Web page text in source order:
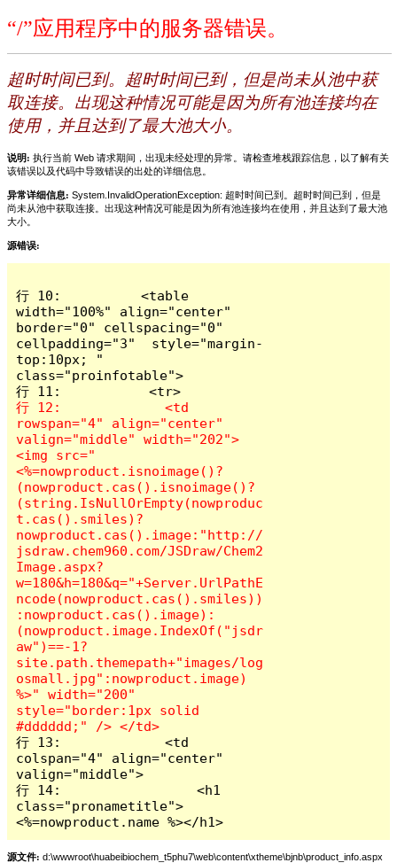
“/”应用程序中的服务器错误。
超时时间已到。超时时间已到，但是尚未从池中获
取连接。出现这种情况可能是因为所有池连接均在
使用，并且达到了最大池大小。
说明: 执行当前 Web 请求期间，出现未经处理的异常。请检查堆栈跟踪信息，以了解有关
该错误以及代码中导致错误的出处的详细信息。
异常详细信息: System.InvalidOperationException: 超时时间已到。超时时间已到，但是
尚未从池中获取连接。出现这种情况可能是因为所有池连接均在使用，并且达到了最大池
大小。
源错误:
行 10:          <table
width="100%" align="center"
border="0" cellspacing="0"
cellpadding="3"  style="margin-
top:10px; "
class="proinfotable">
行 12:             <td
rowspan="4" align="center"
valign="middle" width="202">
<img src="
<%=nowproduct.isnoimage()?
(nowproduct.cas().isnoimage()?
(string.IsNullOrEmpty(nowproduc
t.cas().smiles)?
nowproduct.cas().image:"http://
jsdraw.chem960.com/JSDraw/Chem2
Image.aspx?
w=180&h=180&q="+Server.UrlPathE
ncode(nowproduct.cas().smiles))
:nowproduct.cas().image):
(nowproduct.image.IndexOf("jsdr
aw")==-1?
site.path.themepath+"images/log
osmall.jpg":nowproduct.image)
%>" width="200"
style="border:1px solid
行 13:             <td
colspan="4" align="center"
valign="middle">
行 14:                 <h1
class="pronametitle">
<%=nowproduct.name %></h1>
源文件: d:\wwwroot\huabeibiochem_t5phu7\web\content\xtheme\bjnb\product_info.aspx